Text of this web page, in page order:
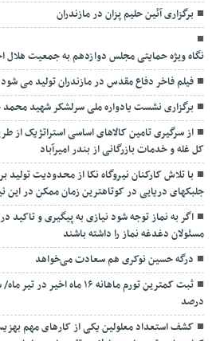
برگزاری آئین حلیم پزان در مازندران
نگاه ویژه حمایتی مجلس دوازدهم به جمعیت هلال
فیلم فاخر دفاع مقدس در مازندران تولید می شود
برگزاری نشست یادواره ملی سرلشکر شهید
از سرگیری تامین کالاهای اساسی استراتژیک از
کل غله و خدمات بازرگانی از بندر امیرآباد
با تلاش کارکنان نیروگاه نکا از محدودیت
جلبکهای دریایی در کوتاهترین زمان ممکن در این
اگر به نماز توجه شود نیازی به پیگیری و تاکید
مسئولان دغدغه نماز را داشته باشند
درگه حسین نوکری هم سعادت می‌خواهد
درصد
کشف استعداد معلولین یکی از کارهای مهم